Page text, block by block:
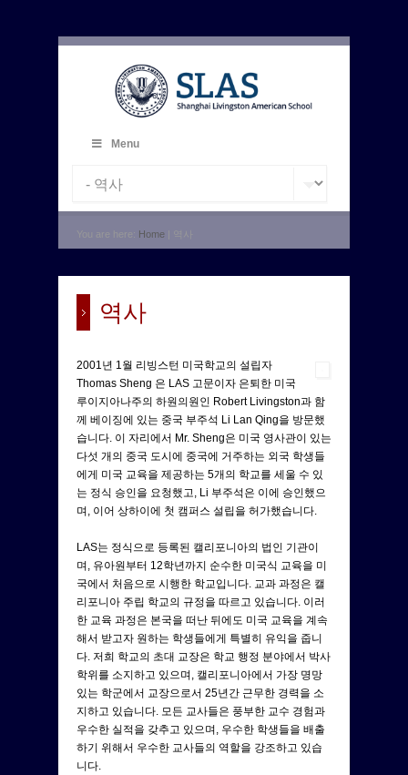
Menu
You are here: Home | 역사
역사
2001년 1월 리빙스턴 미국학교의 설립자
Thomas Sheng 은 LAS 고문이자 은퇴한 미국
루이지아나주의 하원의원인 Robert Livingston과 함
께 베이징에 있는 중국 부주석 Li Lan Qing을 방문했
습니다. 이 자리에서 Mr. Sheng은 미국 영사관이 있는
다섯 개의 중국 도시에 중국에 거주하는 외국 학생들
에게 미국 교육을 제공하는 5개의 학교를 세울 수 있
는 정식 승인을 요청했고, Li 부주석은 이에 승인했으
며, 이어 상하이에 첫 캠퍼스 설립을 허가했습니다.
LAS는 정식으로 등록된 캘리포니아의 법인 기관이
며, 유아원부터 12학년까지 순수한 미국식 교육을 미
국에서 처음으로 시행한 학교입니다. 교과 과정은 캘
리포니아 주립 학교의 규정을 따르고 있습니다. 이러
한 교육 과정은 본국을 떠난 뒤에도 미국 교육을 계속
해서 받고자 원하는 학생들에게 특별히 유익을 줍니
다. 저희 학교의 초대 교장은 학교 행정 분야에서 박사
학위를 소지하고 있으며, 캘리포니아에서 가장 명망
있는 학군에서 교장으로서 25년간 근무한 경력을 소
지하고 있습니다. 모든 교사들은 풍부한 교수 경험과
우수한 실적을 갖추고 있으며, 우수한 학생들을 배출
하기 위해서 우수한 교사들의 역할을 강조하고 있습
니다.